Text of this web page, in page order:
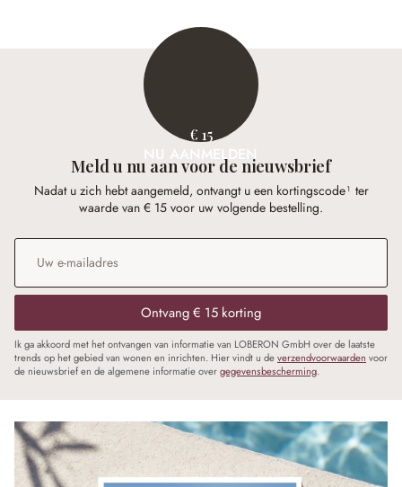
€ 15
NU AANMELDEN
Meld u nu aan voor de nieuwsbrief
Nadat u zich hebt aangemeld, ontvangt u een kortingscode¹ ter
waarde van € 15 voor uw volgende bestelling.
E-mailadres
Ontvang € 15 korting
Ik ga akkoord met het ontvangen van informatie van LOBERON GmbH over de laatste
trends op het gebied van wonen en inrichten. Hier vindt u deverzendvoorwaarden voor
de nieuwsbrief en de algemene informatie overgegevensbescherming.